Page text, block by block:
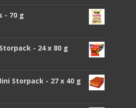
- 70 g
- 24 x 80 g
Storpack - 27 x 40 g